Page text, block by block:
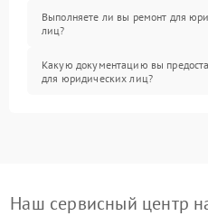
Выполняете ли вы ремонт для
лиц?
Какую документацию вы
для юридических лиц?
Наш сервисный центр